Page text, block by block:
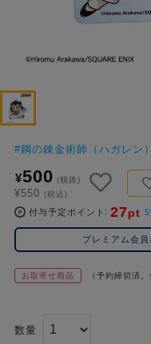
コ
レ
イ
ズ
注
ー
#鋼の錬金術師（ハガレン）
¥500 (税抜)
¥550 (税込)
付与予定ポイント 27pt
プレミアム会員
お取寄せ商品 （予約締切済
数量